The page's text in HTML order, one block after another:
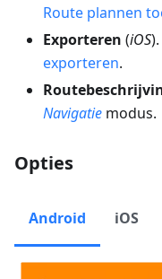
Route plannen
Exporteren (iOS
exporteren.
Navigatie modus.
Opties
Android iOS